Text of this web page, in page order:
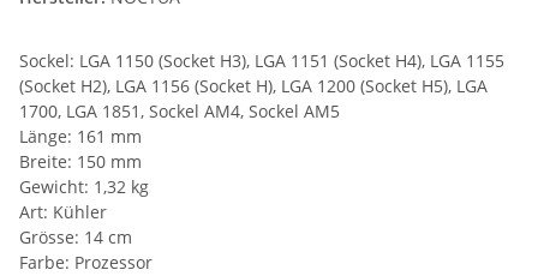
Sockel: LGA 1150 (Socket H3), LGA 1151 (Socket H4), LGA 1155
(Socket H2), LGA 1156 (Socket H), LGA 1200 (Socket H5), LGA
1700, LGA 1851, Sockel AM4, Sockel AM5
Länge: 161 mm
Breite: 150 mm
Gewicht: 1,32 kg
Art: Kühler
Grösse: 14 cm
Farbe: Prozessor